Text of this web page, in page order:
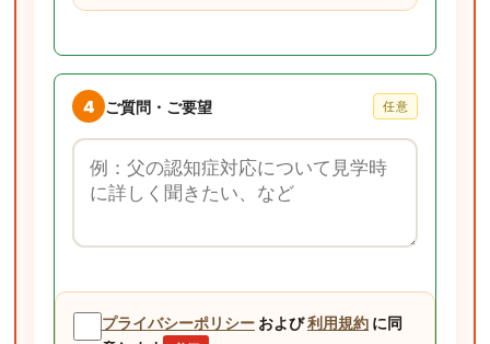
4 ご質問・ご要望 任意
ご質問・ご要望
プライバシーポリシー および利用規約 に同